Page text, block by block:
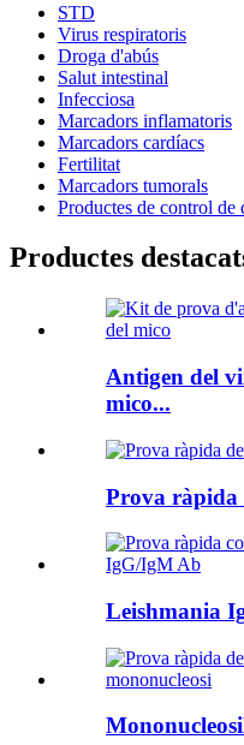
STD
Virus respiratoris
Droga d'abús
Salut intestinal
Infecciosa
Marcadors inflamatoris
Marcadors cardíacs
Fertilitat
Marcadors tumorals
Productes de control de
Productes
Antigen del
mico...
Prova ràpida
Leishmania